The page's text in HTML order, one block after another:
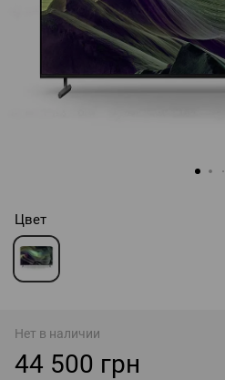
Цвет
Нет в наличии
44 500 грн